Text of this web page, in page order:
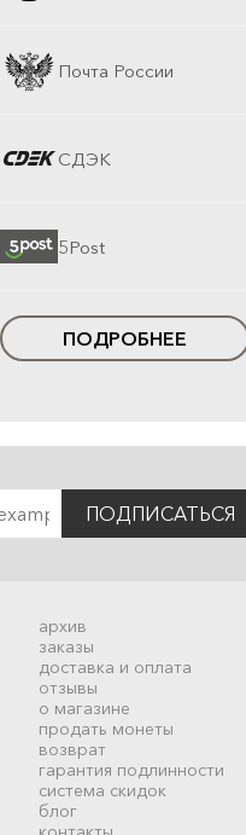
Почта России
СДЭК
5Post
ПОДРОБНЕЕ
ПОДПИСАТЬСЯ
архив
заказы
доставка и оплата
отзывы
о магазине
продать монеты
возврат
гарантия подлинности
система скидок
блог